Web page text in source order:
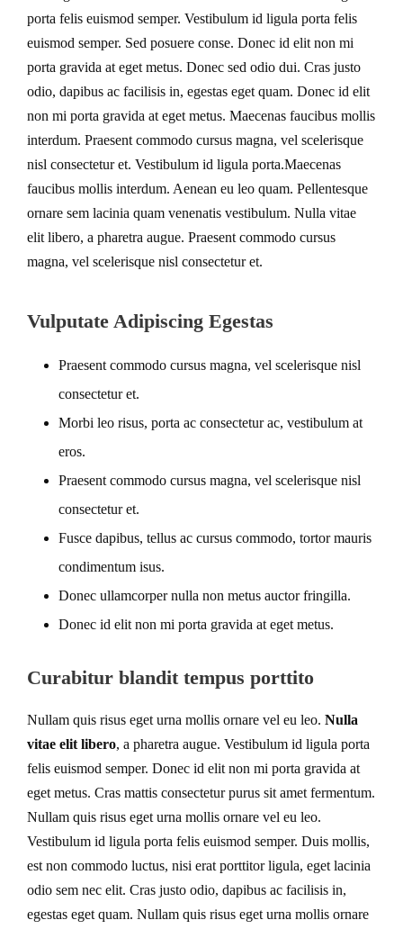
porta felis euismod semper. Vestibulum id ligula porta felis
euismod semper. Sed posuere conse. Donec id elit non mi
porta gravida at eget metus. Donec sed odio dui. Cras justo
odio, dapibus ac facilisis in, egestas eget quam. Donec id elit
non mi porta gravida at eget metus. Maecenas faucibus mollis
interdum. Praesent commodo cursus magna, vel scelerisque
nisl consectetur et. Vestibulum id ligula porta.Maecenas
faucibus mollis interdum. Aenean eu leo quam. Pellentesque
ornare sem lacinia quam venenatis vestibulum. Nulla vitae
elit libero, a pharetra augue. Praesent commodo cursus
magna, vel scelerisque nisl consectetur et.
Vulputate Adipiscing Egestas
Praesent commodo cursus magna, vel scelerisque nisl
consectetur et.
Morbi leo risus, porta ac consectetur ac, vestibulum at
eros.
Praesent commodo cursus magna, vel scelerisque nisl
consectetur et.
Fusce dapibus, tellus ac cursus commodo, tortor mauris
condimentum isus.
Donec ullamcorper nulla non metus auctor fringilla.
Donec id elit non mi porta gravida at eget metus.
Curabitur blandit tempus porttito
Nullam quis risus eget urna mollis ornare vel eu leo. Nulla
vitae elit libero, a pharetra augue. Vestibulum id ligula porta
felis euismod semper. Donec id elit non mi porta gravida at
eget metus. Cras mattis consectetur purus sit amet fermentum.
Nullam quis risus eget urna mollis ornare vel eu leo.
Vestibulum id ligula porta felis euismod semper. Duis mollis,
est non commodo luctus, nisi erat porttitor ligula, eget lacinia
odio sem nec elit. Cras justo odio, dapibus ac facilisis in,
egestas eget quam. Nullam quis risus eget urna mollis ornare